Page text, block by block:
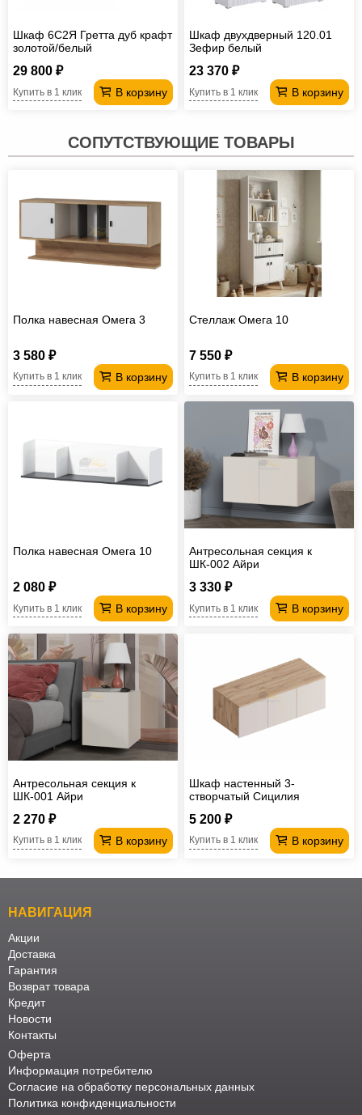
Шкаф 6С2Я Гретта дуб крафт
золотой/белый
29 800 ₽
В корзину
Купить в 1 клик
Шкаф двухдверный 120.01
Зефир белый
23 370 ₽
В корзину
Купить в 1 клик
СОПУТСТВУЮЩИЕ ТОВАРЫ
Полка навесная Омега 3
3 580 ₽
В корзину
Купить в 1 клик
Стеллаж Омега 10
7 550 ₽
В корзину
Купить в 1 клик
Полка навесная Омега 10
2 080 ₽
В корзину
Купить в 1 клик
Антресольная секция к
ШК-002 Айри
3 330 ₽
В корзину
Купить в 1 клик
Антресольная секция к
ШК-001 Айри
2 270 ₽
В корзину
Купить в 1 клик
Шкаф настенный 3-
створчатый Сицилия
5 200 ₽
В корзину
Купить в 1 клик
НАВИГАЦИЯ
Акции
Доставка
Гарантия
Возврат товара
Кредит
Новости
Контакты
Оферта
Информация потребителю
Согласие на обработку персональных данных
Политика конфиденциальности